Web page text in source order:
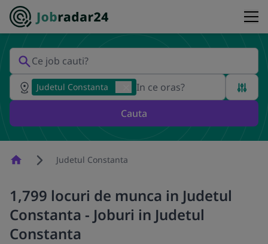
Judetul Constanta
Cauta
HomepageJudetul Constanta
1,799 locuri de munca in Judetul
Constanta - Joburi in Judetul
Constanta